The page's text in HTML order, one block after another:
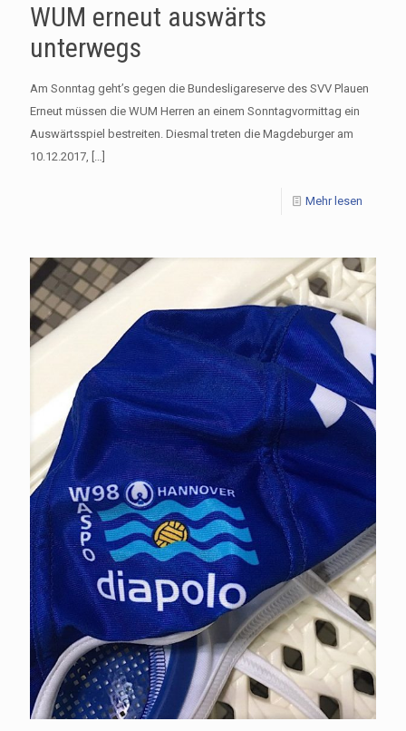
WUM erneut auswärts
unterwegs
Am Sonntag geht’s gegen die Bundesligareserve des SVV Plauen
Erneut müssen die WUM Herren an einem Sonntagvormittag ein
Auswärtsspiel bestreiten. Diesmal treten die Magdeburger am
10.12.2017, […]
Mehr lesen